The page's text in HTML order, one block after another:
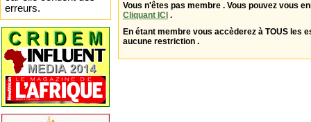
Vous n'êtes pas membre . Vous pouvez vous
Cliquant ICI .
En étant membre vous accèderez à TOUS les
aucune restriction .